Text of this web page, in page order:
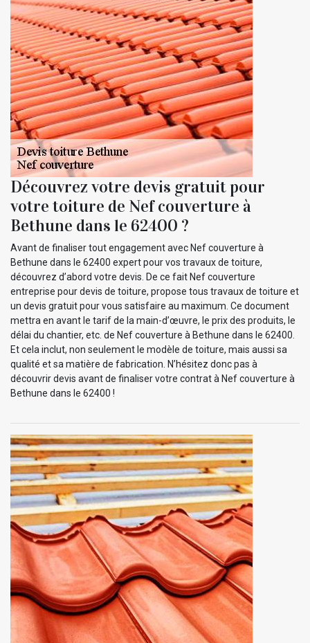
Découvrez votre devis gratuit pour
votre toiture de Nef couverture à
Bethune dans le 62400 ?
Avant de finaliser tout engagement avec Nef couverture à
Bethune dans le 62400 expert pour vos travaux de toiture,
découvrez d’abord votre devis. De ce fait Nef couverture
entreprise pour devis de toiture, propose tous travaux de toiture et
un devis gratuit pour vous satisfaire au maximum. Ce document
mettra en avant le tarif de la main-d’œuvre, le prix des produits, le
délai du chantier, etc. de Nef couverture à Bethune dans le 62400.
Et cela inclut, non seulement le modèle de toiture, mais aussi sa
qualité et sa matière de fabrication. N’hésitez donc pas à
découvrir devis avant de finaliser votre contrat à Nef couverture à
Bethune dans le 62400 !